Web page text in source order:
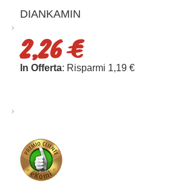
DIANKAMIN
2,26 €
In Offerta: Risparmi 1,19 €